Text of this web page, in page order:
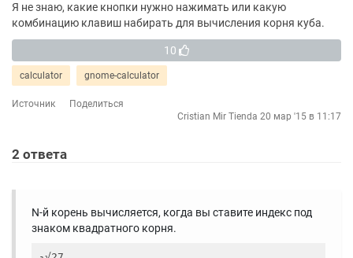
Я не знаю, какие кнопки нужно нажимать или какую
комбинацию клавиш набирать для вычисления корня куба.
10
calculator gnome-calculator
Источник
Поделиться
Cristian Mir Tienda 20 мар '15 в 11:17
2 ответа
N-й корень вычисляется, когда вы ставите индекс под
знаком квадратного корня.